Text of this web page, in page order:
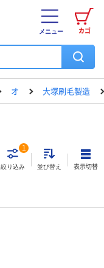
カゴ
メニュー
オ 大塚刷毛製造
絞り込み
1
並び替え 表示切替